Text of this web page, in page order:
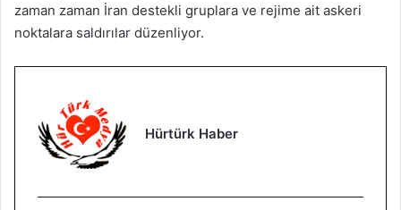
zaman zaman İran destekli gruplara ve rejime ait askeri
noktalara saldırılar düzenliyor.
Hürtürk Haber